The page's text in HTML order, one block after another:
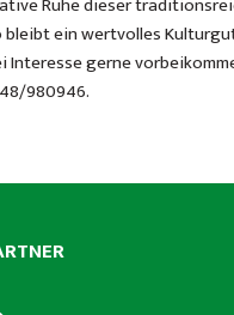
bleibt ein wertvolles
Interesse gerne
980946.